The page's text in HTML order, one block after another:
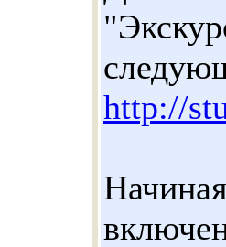
http://